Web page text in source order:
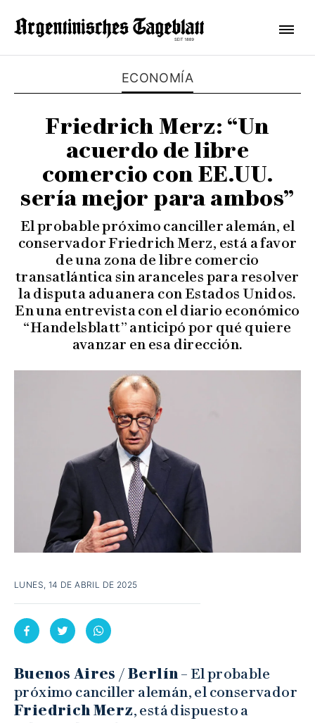
ECONOMÍA
Friedrich Merz: “Un
acuerdo de libre
comercio con EE.UU.
sería mejor para ambos”
El probable próximo canciller alemán, el
conservador Friedrich Merz, está a favor
de una zona de libre comercio
transatlántica sin aranceles para resolver
la disputa aduanera con Estados Unidos.
En una entrevista con el diario económico
“Handelsblatt” anticipó por qué quiere
avanzar en esa dirección.
LUNES, 14 DE ABRIL DE 2025
Buenos Aires / Berlín – El probable
próximo canciller alemán, el conservador
Friedrich Merz, está dispuesto a